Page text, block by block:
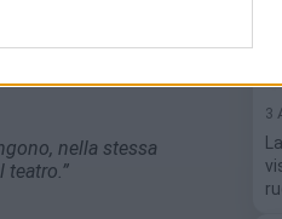
con la slitta. Ma è
piccolo guardavo la
nella stessa
teatro.”
3